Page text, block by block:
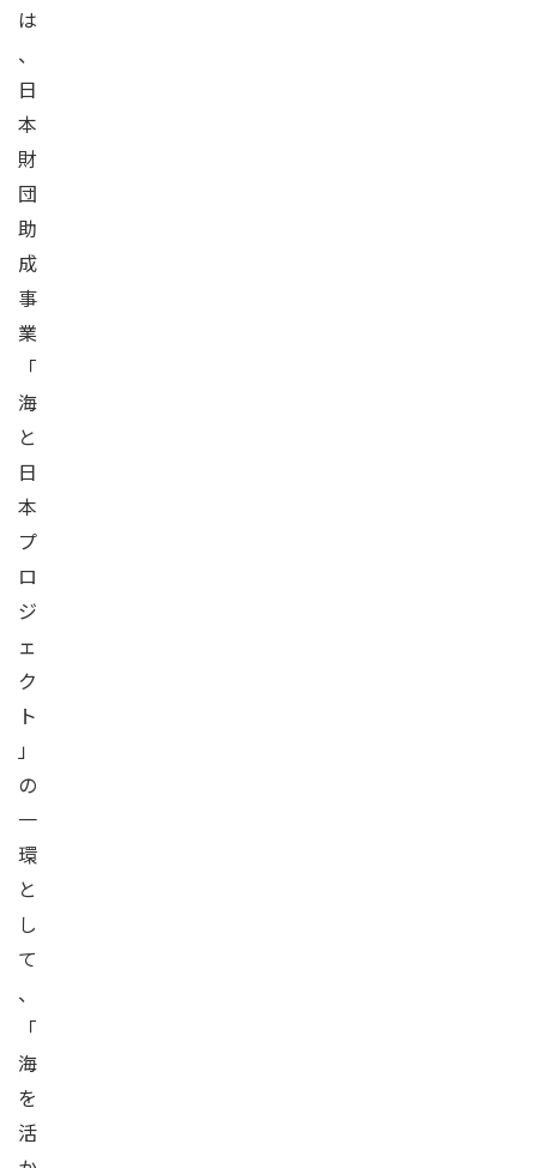
は
、
日
本
財
団
助
成
事
業
「
海
と
日
本
プ
ロ
ジ
ェ
ク
ト
」
の
一
環
と
し
て
、
「
海
を
活